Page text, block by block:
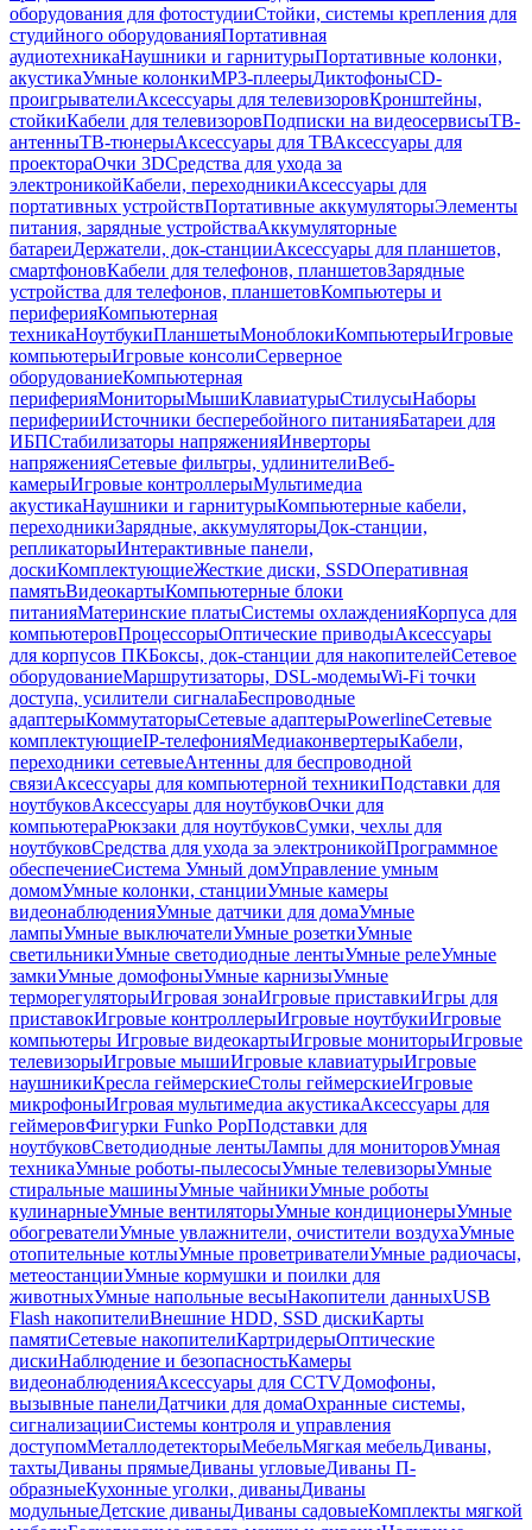
оборудования для фотостудииСтойки, системы крепления для
студийного оборудованияПортативная
аудиотехникаНаушники и гарнитурыПортативные колонки,
акустикаУмные колонкиMP3-плеерыДиктофоныCD-
проигрывателиАксессуары для телевизоровКронштейны,
стойкиКабели для телевизоровПодписки на видеосервисыТВ-
антенныТВ-тюнерыАксессуары для ТВАксессуары для
проектораОчки 3DСредства для ухода за
электроникойКабели, переходникиАксессуары для
портативных устройствПортативные аккумуляторыЭлементы
питания, зарядные устройстваАккумуляторные
батареиДержатели, док-станцииАксессуары для планшетов,
смартфоновКабели для телефонов, планшетовЗарядные
устройства для телефонов, планшетовКомпьютеры и
периферияКомпьютерная
техникаНоутбукиПланшетыМоноблокиКомпьютерыИгровые
компьютерыИгровые консолиСерверное
оборудованиеКомпьютерная
периферияМониторыМышиКлавиатурыСтилусыНаборы
периферииИсточники бесперебойного питанияБатареи для
ИБПСтабилизаторы напряженияИнверторы
напряженияСетевые фильтры, удлинителиВеб-
камерыИгровые контроллерыМультимедиа
акустикаНаушники и гарнитурыКомпьютерные кабели,
переходникиЗарядные, аккумуляторыДок-станции,
репликаторыИнтерактивные панели,
доскиКомплектующиеЖесткие диски, SSDОперативная
памятьВидеокартыКомпьютерные блоки
питанияМатеринские платыСистемы охлажденияКорпуса для
компьютеровПроцессорыОптические приводыАксессуары
для корпусов ПКБоксы, док-станции для накопителейСетевое
оборудованиеМаршрутизаторы, DSL-модемыWi-Fi точки
доступа, усилители сигналаБеспроводные
адаптерыКоммутаторыСетевые адаптерыPowerlineСетевые
комплектующиеIP-телефонияМедиаконвертерыКабели,
переходники сетевыеАнтенны для беспроводной
связиАксессуары для компьютерной техникиПодставки для
ноутбуковАксессуары для ноутбуковОчки для
компьютераРюкзаки для ноутбуковСумки, чехлы для
ноутбуковСредства для ухода за электроникойПрограммное
обеспечениеСистема Умный домУправление умным
домомУмные колонки, станцииУмные камеры
видеонаблюденияУмные датчики для домаУмные
лампыУмные выключателиУмные розеткиУмные
светильникиУмные светодиодные лентыУмные релеУмные
замкиУмные домофоныУмные карнизыУмные
терморегуляторыИгровая зонаИгровые приставкиИгры для
приставокИгровые контроллерыИгровые ноутбукиИгровые
компьютеры Игровые видеокартыИгровые мониторыИгровые
телевизорыИгровые мышиИгровые клавиатурыИгровые
наушникиКресла геймерскиеСтолы геймерскиеИгровые
микрофоныИгровая мультимедиа акустикаАксессуары для
геймеровФигурки Funko PopПодставки для
ноутбуковСветодиодные лентыЛампы для мониторовУмная
техникаУмные роботы-пылесосыУмные телевизорыУмные
стиральные машиныУмные чайникиУмные роботы
кулинарныеУмные вентиляторыУмные кондиционерыУмные
обогревателиУмные увлажнители, очистители воздухаУмные
отопительные котлыУмные проветривателиУмные радиочасы,
метеостанцииУмные кормушки и поилки для
животныхУмные напольные весыНакопители данныхUSB
Flash накопителиВнешние HDD, SSD дискиКарты
памятиСетевые накопителиКартридерыОптические
дискиНаблюдение и безопасностьКамеры
видеонаблюденияАксессуары для CCTVДомофоны,
вызывные панелиДатчики для домаОхранные системы,
сигнализацииСистемы контроля и управления
доступомМеталлодетекторыМебельМягкая мебельДиваны,
тахтыДиваны прямыеДиваны угловыеДиваны П-
образныеКухонные уголки, диваныДиваны
модульныеДетские диваныДиваны садовыеКомплекты мягкой